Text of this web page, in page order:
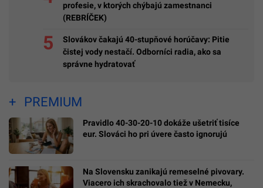
profesie, v ktorých chýbajú zamestnanci
(REBRÍČEK)
Slovákov čakajú 40-stupňové horúčavy: Pitie
čistej vody nestačí. Odborníci radia, ako sa
správne hydratovať
PREMIUM
Pravidlo 40-30-20-10 dokáže ušetriť tisíce
eur. Slováci ho pri úvere často ignorujú
Na Slovensku zanikajú remeselné pivovary.
Viacero ich skrachovalo tiež v Nemecku,